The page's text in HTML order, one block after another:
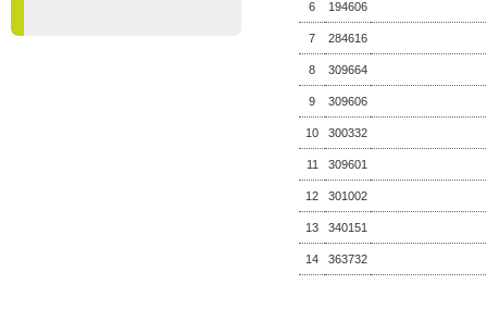
6 194606
7 284616
8 309664
9 309606
10 300332
11 309601
12 301002
13 340151
14 363732